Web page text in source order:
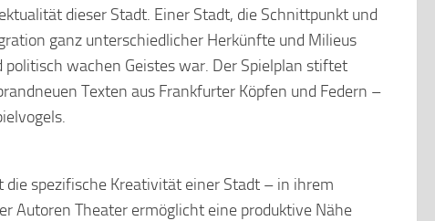
dieser Stadt. Einer Stadt, die Schnittpunkt und
ganz unterschiedlicher Herkünfte und Milieus
wachen Geistes war. Der Spielplan stiftet
Texten aus Frankfurter Köpfen und Federn –
spezifische Kreativität einer Stadt – in ihrem
Autoren Theater ermöglicht eine produktive Nähe